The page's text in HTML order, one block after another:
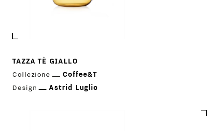
CONTATTI
TAZZA TÈ GIALLO
Collezione
Coffee&T
Design
Astrid Luglio